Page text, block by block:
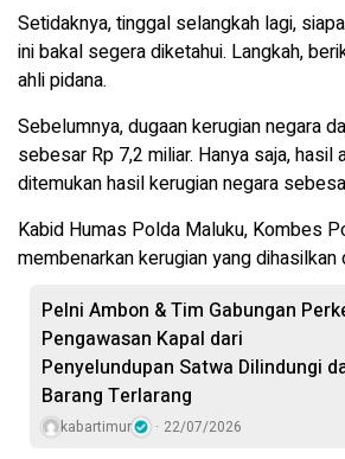
Setidaknya, tinggal selangkah lagi,
ini bakal segera diketahui. Langkah,
ahli pidana.
Sebelumnya, dugaan kerugian negara
sebesar Rp 7,2 miliar. Hanya saja, hasil
ditemukan hasil kerugian negara
Kabid Humas Polda Maluku, Kombes
membenarkan kerugian yang dihasilkan
Pelni Ambon & Tim Gabungan
Pengawasan Kapal dari
Penyelundupan Satwa Dilindungi
Barang Terlarang
kabartimur 22/07/2026